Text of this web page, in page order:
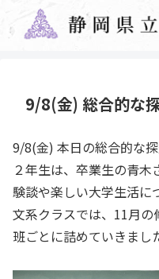
9/8(金) 総合的な
9/8(金) 本日の総合的な探
２年生は、卒業生の青
験談や楽しい大学生活に
文系クラスでは、11月の
班ごとに詰めていきまし